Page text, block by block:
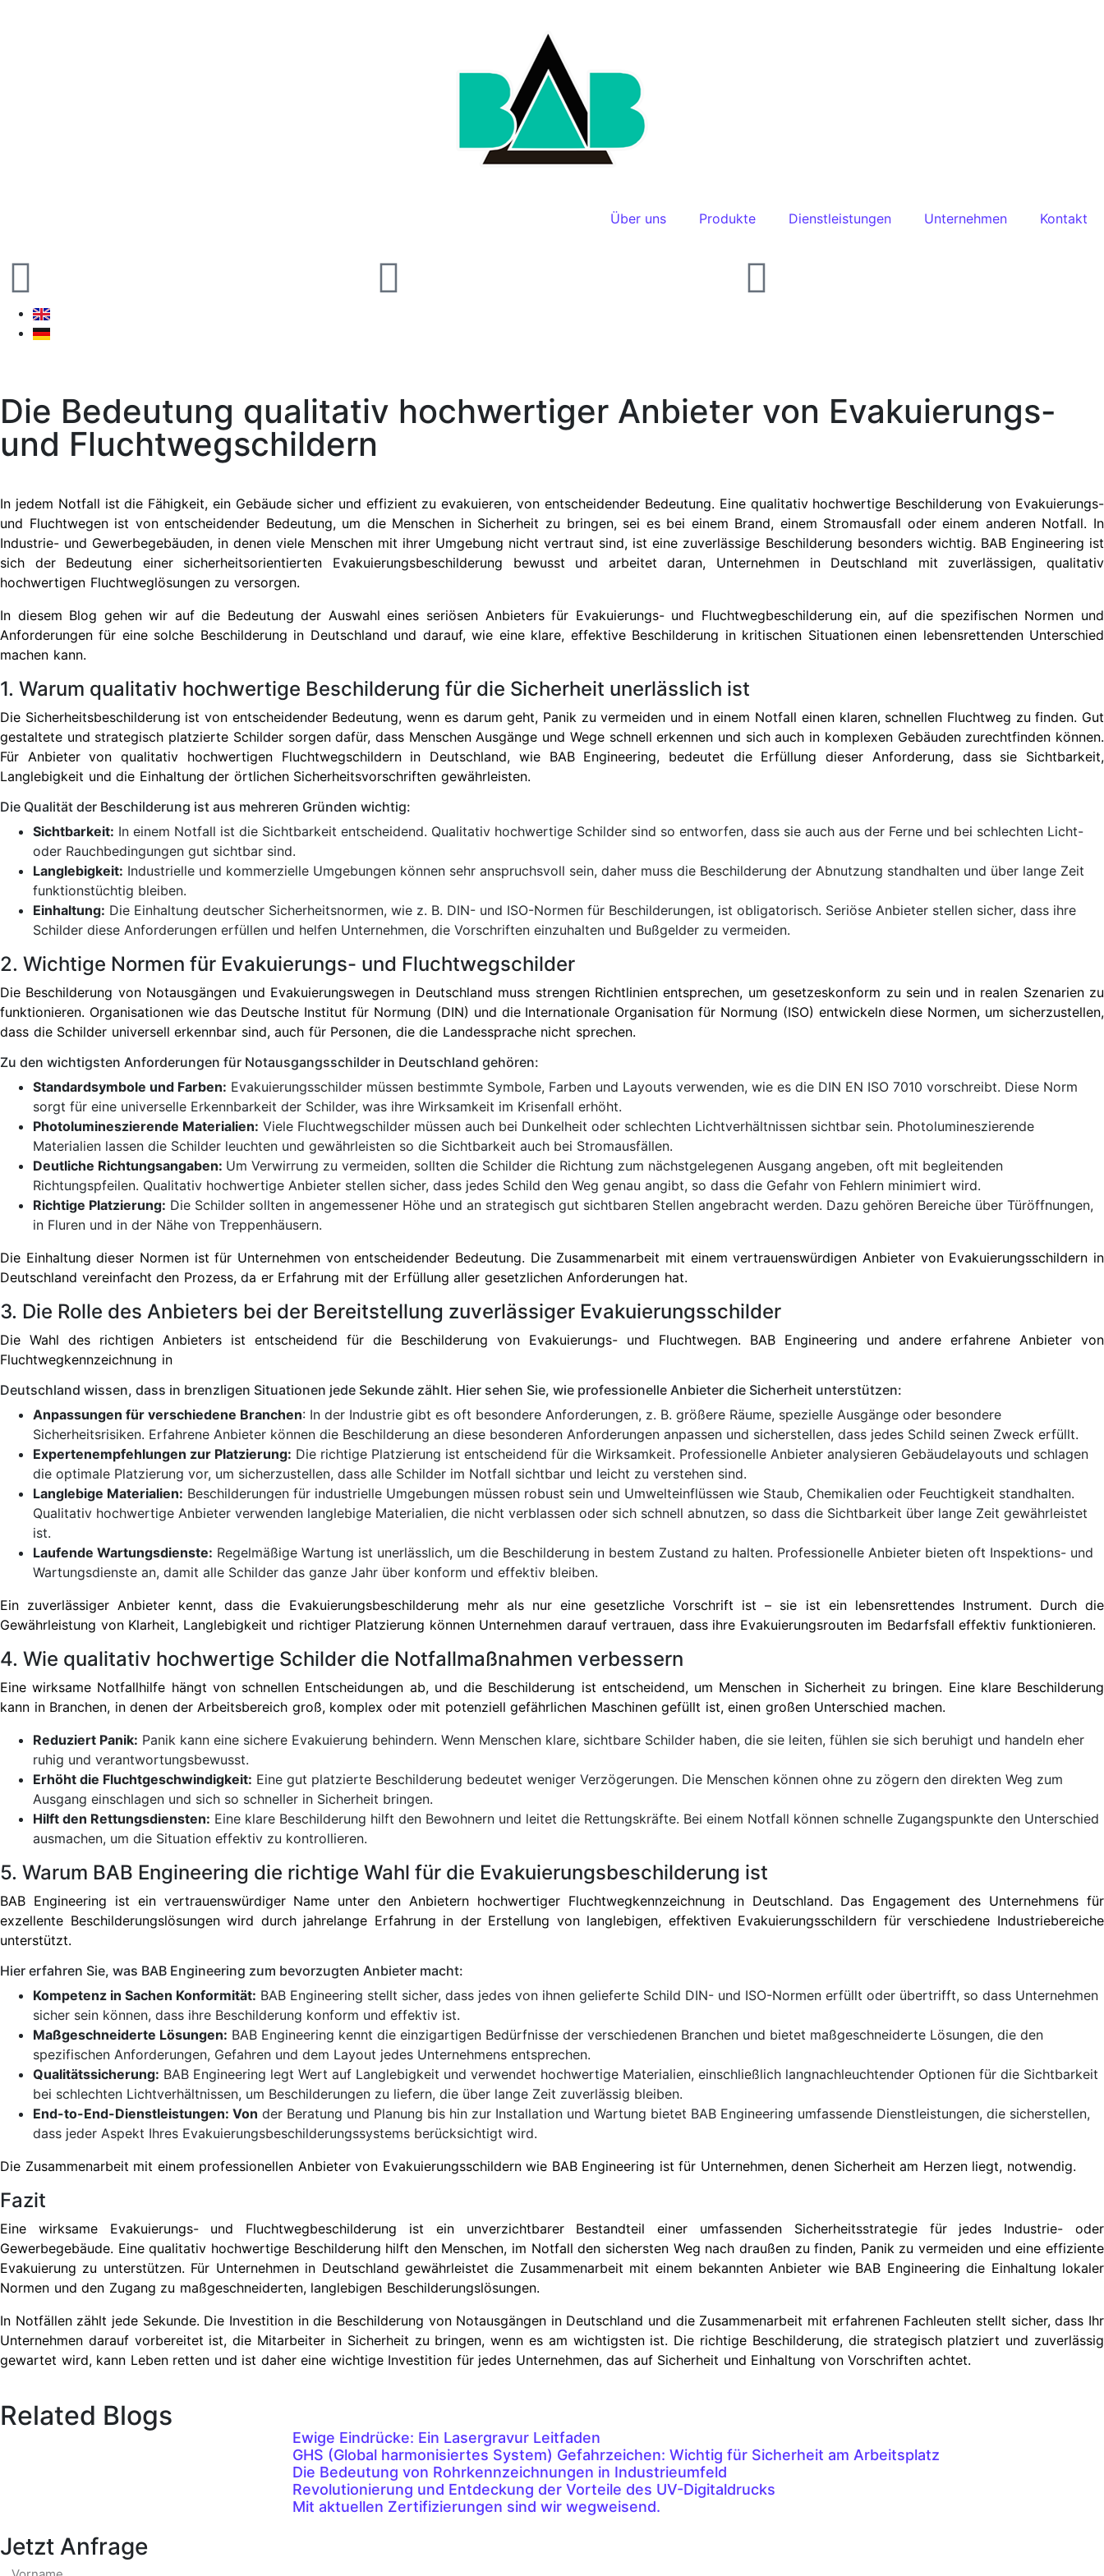
Über uns Produkte Dienstleistungen Unternehmen Kontakt
Die Bedeutung qualitativ hochwertiger Anbieter von Evakuierungs-
und Fluchtwegschildern
In jedem Notfall ist die Fähigkeit, ein Gebäude sicher und effizient zu evakuieren, von entscheidender Bedeutung. Eine qualitativ hochwertige Beschilderung von Evakuierungs-
und Fluchtwegen ist von entscheidender Bedeutung, um die Menschen in Sicherheit zu bringen, sei es bei einem Brand, einem Stromausfall oder einem anderen Notfall. In
Industrie- und Gewerbegebäuden, in denen viele Menschen mit ihrer Umgebung nicht vertraut sind, ist eine zuverlässige Beschilderung besonders wichtig. BAB Engineering ist
sich der Bedeutung einer sicherheitsorientierten Evakuierungsbeschilderung bewusst und arbeitet daran, Unternehmen in Deutschland mit zuverlässigen, qualitativ
hochwertigen Fluchtweglösungen zu versorgen.
In diesem Blog gehen wir auf die Bedeutung der Auswahl eines seriösen Anbieters für Evakuierungs- und Fluchtwegbeschilderung ein, auf die spezifischen Normen und
Anforderungen für eine solche Beschilderung in Deutschland und darauf, wie eine klare, effektive Beschilderung in kritischen Situationen einen lebensrettenden Unterschied
machen kann.
1. Warum qualitativ hochwertige Beschilderung für die Sicherheit unerlässlich ist
Die Sicherheitsbeschilderung ist von entscheidender Bedeutung, wenn es darum geht, Panik zu vermeiden und in einem Notfall einen klaren, schnellen Fluchtweg zu finden. Gut
gestaltete und strategisch platzierte Schilder sorgen dafür, dass Menschen Ausgänge und Wege schnell erkennen und sich auch in komplexen Gebäuden zurechtfinden können.
Für Anbieter von qualitativ hochwertigen Fluchtwegschildern in Deutschland, wie BAB Engineering, bedeutet die Erfüllung dieser Anforderung, dass sie Sichtbarkeit,
Langlebigkeit und die Einhaltung der örtlichen Sicherheitsvorschriften gewährleisten.
Die Qualität der Beschilderung ist aus mehreren Gründen wichtig:
Sichtbarkeit: In einem Notfall ist die Sichtbarkeit entscheidend. Qualitativ hochwertige Schilder sind so entworfen, dass sie auch aus der Ferne und bei schlechten Licht-
oder Rauchbedingungen gut sichtbar sind.
Langlebigkeit: Industrielle und kommerzielle Umgebungen können sehr anspruchsvoll sein, daher muss die Beschilderung der Abnutzung standhalten und über lange Zeit
funktionstüchtig bleiben.
Einhaltung: Die Einhaltung deutscher Sicherheitsnormen, wie z. B. DIN- und ISO-Normen für Beschilderungen, ist obligatorisch. Seriöse Anbieter stellen sicher, dass ihre
Schilder diese Anforderungen erfüllen und helfen Unternehmen, die Vorschriften einzuhalten und Bußgelder zu vermeiden.
2. Wichtige Normen für Evakuierungs- und Fluchtwegschilder
Die Beschilderung von Notausgängen und Evakuierungswegen in Deutschland muss strengen Richtlinien entsprechen, um gesetzeskonform zu sein und in realen Szenarien zu
funktionieren. Organisationen wie das Deutsche Institut für Normung (DIN) und die Internationale Organisation für Normung (ISO) entwickeln diese Normen, um sicherzustellen,
dass die Schilder universell erkennbar sind, auch für Personen, die die Landessprache nicht sprechen.
Zu den wichtigsten Anforderungen für Notausgangsschilder in Deutschland gehören:
Standardsymbole und Farben: Evakuierungsschilder müssen bestimmte Symbole, Farben und Layouts verwenden, wie es die DIN EN ISO 7010 vorschreibt. Diese Norm
sorgt für eine universelle Erkennbarkeit der Schilder, was ihre Wirksamkeit im Krisenfall erhöht.
Photolumineszierende Materialien: Viele Fluchtwegschilder müssen auch bei Dunkelheit oder schlechten Lichtverhältnissen sichtbar sein. Photolumineszierende
Materialien lassen die Schilder leuchten und gewährleisten so die Sichtbarkeit auch bei Stromausfällen.
Deutliche Richtungsangaben: Um Verwirrung zu vermeiden, sollten die Schilder die Richtung zum nächstgelegenen Ausgang angeben, oft mit begleitenden
Richtungspfeilen. Qualitativ hochwertige Anbieter stellen sicher, dass jedes Schild den Weg genau angibt, so dass die Gefahr von Fehlern minimiert wird.
Richtige Platzierung: Die Schilder sollten in angemessener Höhe und an strategisch gut sichtbaren Stellen angebracht werden. Dazu gehören Bereiche über Türöffnungen,
in Fluren und in der Nähe von Treppenhäusern.
Die Einhaltung dieser Normen ist für Unternehmen von entscheidender Bedeutung. Die Zusammenarbeit mit einem vertrauenswürdigen Anbieter von Evakuierungsschildern in
Deutschland vereinfacht den Prozess, da er Erfahrung mit der Erfüllung aller gesetzlichen Anforderungen hat.
3. Die Rolle des Anbieters bei der Bereitstellung zuverlässiger Evakuierungsschilder
Die Wahl des richtigen Anbieters ist entscheidend für die Beschilderung von Evakuierungs- und Fluchtwegen. BAB Engineering und andere erfahrene Anbieter von
Fluchtwegkennzeichnung in
Deutschland wissen, dass in brenzligen Situationen jede Sekunde zählt. Hier sehen Sie, wie professionelle Anbieter die Sicherheit unterstützen:
Anpassungen für verschiedene Branchen: In der Industrie gibt es oft besondere Anforderungen, z. B. größere Räume, spezielle Ausgänge oder besondere
Sicherheitsrisiken. Erfahrene Anbieter können die Beschilderung an diese besonderen Anforderungen anpassen und sicherstellen, dass jedes Schild seinen Zweck erfüllt.
Expertenempfehlungen zur Platzierung: Die richtige Platzierung ist entscheidend für die Wirksamkeit. Professionelle Anbieter analysieren Gebäudelayouts und schlagen
die optimale Platzierung vor, um sicherzustellen, dass alle Schilder im Notfall sichtbar und leicht zu verstehen sind.
Langlebige Materialien: Beschilderungen für industrielle Umgebungen müssen robust sein und Umwelteinflüssen wie Staub, Chemikalien oder Feuchtigkeit standhalten.
Qualitativ hochwertige Anbieter verwenden langlebige Materialien, die nicht verblassen oder sich schnell abnutzen, so dass die Sichtbarkeit über lange Zeit gewährleistet
ist.
Laufende Wartungsdienste: Regelmäßige Wartung ist unerlässlich, um die Beschilderung in bestem Zustand zu halten. Professionelle Anbieter bieten oft Inspektions- und
Wartungsdienste an, damit alle Schilder das ganze Jahr über konform und effektiv bleiben.
Ein zuverlässiger Anbieter kennt, dass die Evakuierungsbeschilderung mehr als nur eine gesetzliche Vorschrift ist – sie ist ein lebensrettendes Instrument. Durch die
Gewährleistung von Klarheit, Langlebigkeit und richtiger Platzierung können Unternehmen darauf vertrauen, dass ihre Evakuierungsrouten im Bedarfsfall effektiv funktionieren.
4. Wie qualitativ hochwertige Schilder die Notfallmaßnahmen verbessern
Eine wirksame Notfallhilfe hängt von schnellen Entscheidungen ab, und die Beschilderung ist entscheidend, um Menschen in Sicherheit zu bringen. Eine klare Beschilderung
kann in Branchen, in denen der Arbeitsbereich groß, komplex oder mit potenziell gefährlichen Maschinen gefüllt ist, einen großen Unterschied machen.
Reduziert Panik: Panik kann eine sichere Evakuierung behindern. Wenn Menschen klare, sichtbare Schilder haben, die sie leiten, fühlen sie sich beruhigt und handeln eher
ruhig und verantwortungsbewusst.
Erhöht die Fluchtgeschwindigkeit: Eine gut platzierte Beschilderung bedeutet weniger Verzögerungen. Die Menschen können ohne zu zögern den direkten Weg zum
Ausgang einschlagen und sich so schneller in Sicherheit bringen.
Hilft den Rettungsdiensten: Eine klare Beschilderung hilft den Bewohnern und leitet die Rettungskräfte. Bei einem Notfall können schnelle Zugangspunkte den Unterschied
ausmachen, um die Situation effektiv zu kontrollieren.
5. Warum BAB Engineering die richtige Wahl für die Evakuierungsbeschilderung ist
BAB Engineering ist ein vertrauenswürdiger Name unter den Anbietern hochwertiger Fluchtwegkennzeichnung in Deutschland. Das Engagement des Unternehmens für
exzellente Beschilderungslösungen wird durch jahrelange Erfahrung in der Erstellung von langlebigen, effektiven Evakuierungsschildern für verschiedene Industriebereiche
unterstützt.
Hier erfahren Sie, was BAB Engineering zum bevorzugten Anbieter macht:
Kompetenz in Sachen Konformität: BAB Engineering stellt sicher, dass jedes von ihnen gelieferte Schild DIN- und ISO-Normen erfüllt oder übertrifft, so dass Unternehmen
sicher sein können, dass ihre Beschilderung konform und effektiv ist.
Maßgeschneiderte Lösungen: BAB Engineering kennt die einzigartigen Bedürfnisse der verschiedenen Branchen und bietet maßgeschneiderte Lösungen, die den
spezifischen Anforderungen, Gefahren und dem Layout jedes Unternehmens entsprechen.
Qualitätssicherung: BAB Engineering legt Wert auf Langlebigkeit und verwendet hochwertige Materialien, einschließlich langnachleuchtender Optionen für die Sichtbarkeit
bei schlechten Lichtverhältnissen, um Beschilderungen zu liefern, die über lange Zeit zuverlässig bleiben.
End-to-End-Dienstleistungen: Von der Beratung und Planung bis hin zur Installation und Wartung bietet BAB Engineering umfassende Dienstleistungen, die sicherstellen,
dass jeder Aspekt Ihres Evakuierungsbeschilderungssystems berücksichtigt wird.
Die Zusammenarbeit mit einem professionellen Anbieter von Evakuierungsschildern wie BAB Engineering ist für Unternehmen, denen Sicherheit am Herzen liegt, notwendig.
Fazit
Eine wirksame Evakuierungs- und Fluchtwegbeschilderung ist ein unverzichtbarer Bestandteil einer umfassenden Sicherheitsstrategie für jedes Industrie- oder
Gewerbegebäude. Eine qualitativ hochwertige Beschilderung hilft den Menschen, im Notfall den sichersten Weg nach draußen zu finden, Panik zu vermeiden und eine effiziente
Evakuierung zu unterstützen. Für Unternehmen in Deutschland gewährleistet die Zusammenarbeit mit einem bekannten Anbieter wie BAB Engineering die Einhaltung lokaler
Normen und den Zugang zu maßgeschneiderten, langlebigen Beschilderungslösungen.
In Notfällen zählt jede Sekunde. Die Investition in die Beschilderung von Notausgängen in Deutschland und die Zusammenarbeit mit erfahrenen Fachleuten stellt sicher, dass Ihr
Unternehmen darauf vorbereitet ist, die Mitarbeiter in Sicherheit zu bringen, wenn es am wichtigsten ist. Die richtige Beschilderung, die strategisch platziert und zuverlässig
gewartet wird, kann Leben retten und ist daher eine wichtige Investition für jedes Unternehmen, das auf Sicherheit und Einhaltung von Vorschriften achtet.
Related Blogs
Ewige Eindrücke: Ein Lasergravur Leitfaden
GHS (Global harmonisiertes System) Gefahrzeichen: Wichtig für Sicherheit am Arbeitsplatz
Die Bedeutung von Rohrkennzeichnungen in Industrieumfeld
Revolutionierung und Entdeckung der Vorteile des UV-Digitaldrucks
Mit aktuellen Zertifizierungen sind wir wegweisend.
Jetzt Anfrage